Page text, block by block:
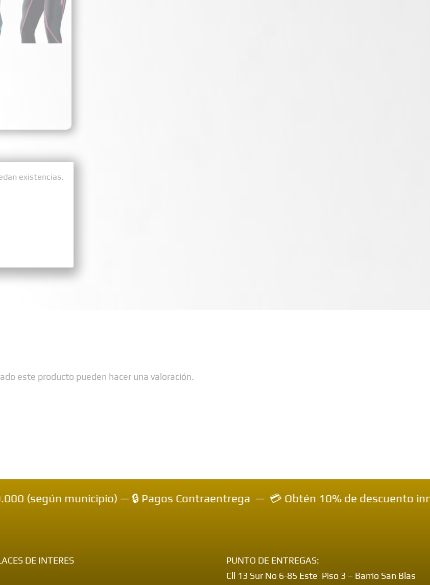
existencias.
este producto pueden hacer una valoración.
— 🔒 Pagos Contraentrega — 💳 Obtén 10% de descuento inmediato en
DE INTERES
PUNTO DE ENTREGAS:
Cll 13 Sur No 6-85 Este Piso 3 – Barrio San Blas